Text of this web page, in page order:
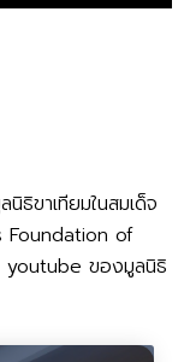
ธิขาเทียมในสมเด็จ
Foundation of
youtube ของมูลนิธิ